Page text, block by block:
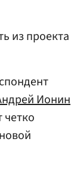
из проекта
Ионин
четко